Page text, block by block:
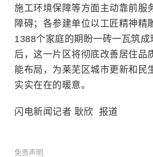
施工环境保障等方面主动靠前服
障碍；各参建单位以工匠精神精
1388个家庭的期盼一砖一瓦筑成
后，这一片区将彻底改善居住品
能布局，为莱芜区城市更新和民
实实在在的暖意。
闪电新闻记者 耿欣 报道
免责声明